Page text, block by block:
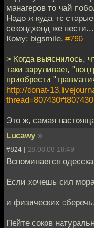
манагеров то чай
Надо ж куда-то
секондхенд же нести...
Кому: bigsmile, #796
> Когда выяснилось,
таки заруливает,
приобрести
http://donat-
thread=807430#t807430
Это ж, самая
Lucawy »
#824 | 28.08.08 18:49
Вспоминается
Если хочешь сил
и физических сберечь,
Пейте соков